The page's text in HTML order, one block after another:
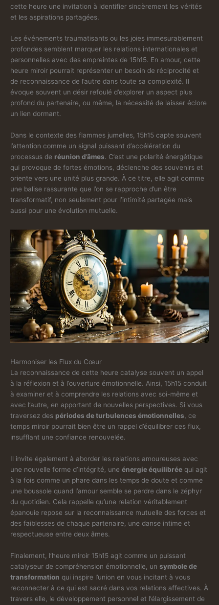
cette heure une invitation à identifier sincèrement les vérités
et les aspirations partagées.
Les événements traumatisants ou les joies immesurablement
profondes semblent marquer les relations internationales et
personnelles avec des empreintes de 15h15. En amour, cette
heure miroir pourrait représenter un besoin de réciprocité et
de reconnaissance de l’autre dans toute sa complexité. Il
évoque souvent un désir refoulé d’explorer un aspect plus
profond du partenaire, ou même, la nécessité de laisser éclore
un lien dormant.
Dans le contexte des flammes jumelles, 15h15 capte souvent
l’attention comme un signal puissant d’accélération du
processus de réunion d’âmes. C’est une polarité énergétique
qui provoque de fortes émotions, déclenche des souvenirs et
oriente vers une unité plus grande. À ce titre, elle agit comme
une balise rassurante que l’on se rapproche d’un être
transformatif, non seulement pour l’intimité partagée mais
aussi pour une évolution mutuelle.
Harmoniser les Flux du Cœur
La reconnaissance de cette heure catalyse souvent un appel
à la réflexion et à l’ouverture émotionnelle. Ainsi, 15h15 conduit
à examiner et à comprendre les relations avec soi-même et
avec l’autre, en apportant de nouvelles perspectives. Si vous
traversez des périodes de turbulences émotionnelles , ce
temps miroir pourrait bien être un rappel d’équilibrer ces flux,
insufflant une confiance renouvelée.
Il invite également à aborder les relations amoureuses avec
une nouvelle forme d’intégrité, uneénergie équilibrée qui agit
à la fois comme un phare dans les temps de doute et comme
une boussole quand l’amour semble se perdre dans le zéphyr
du quotidien. Cela rappelle qu’une relation véritablement
épanouie repose sur la reconnaissance mutuelle des forces et
des faiblesses de chaque partenaire, une danse intime et
respectueuse entre deux âmes.
Finalement, l’heure miroir 15h15 agit comme un puissant
catalyseur de compréhension émotionnelle, unsymbole de
transformation qui inspire l’union en vous incitant à vous
reconnecter à ce qui est sacré dans vos relations affectives. À
travers elle, le développement personnel et l’élargissement de